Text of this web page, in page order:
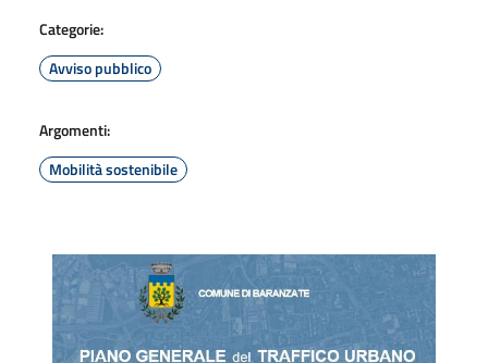
Categorie:
Avviso pubblico
Argomenti:
Mobilità sostenibile